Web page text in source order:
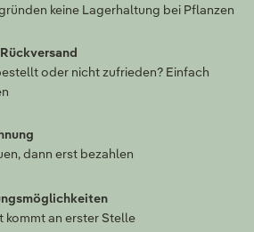
keine Lagerhaltung bei Pflanzen
oder nicht zufrieden? Einfach
dann erst bezahlen
kommt an erster Stelle